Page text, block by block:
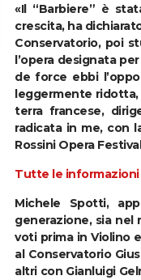
«Il “Barbiere” è
crescita, ha
Conservatorio, poi
l’opera designata
de force ebbi
leggermente ridotta,
terra francese,
radicata in me, con
Rossini Opera
Tutte le informazioni
Michele Spotti,
generazione, sia
voti prima in Violino
al Conservatorio
altri con Gianluigi